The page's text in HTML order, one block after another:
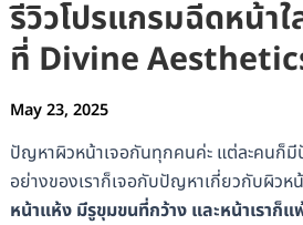
รีวิวโปรแกรมฉีดหน้า
ที่ Divine
May 23, 2025
ปัญหาผิวหน้าเจอกันทุกคนค่ะ แต่ละคนก็
อย่างของเราก็เจอกับปัญหาเกี่ยวกับผิวห
หน้าแห้ง มีรูขุมขนที่กว้าง และหน้าเราก็แ